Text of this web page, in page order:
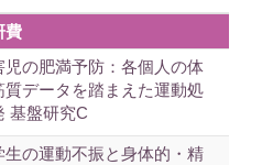
費
児の肥満予防：各個人の体
質データを踏まえた運動処
基盤研究C
生の運動不振と身体的・精